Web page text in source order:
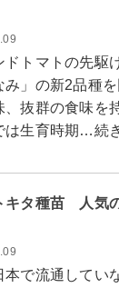
トマトの先駆
み」の新2品種
、抜群の食味
は生育時期…続
キタ種苗 人気
で流通してい